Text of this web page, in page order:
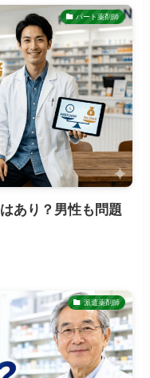
パート薬剤師
あり？男性も問題
派遣薬剤師